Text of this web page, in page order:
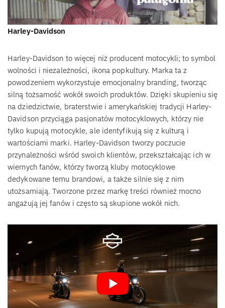
Harley-Davidson
Harley-Davidson to więcej niż producent motocykli; to symbol
wolności i niezależności, ikona popkultury. Marka ta z
powodzeniem wykorzystuje emocjonalny branding, tworząc
silną tożsamość wokół swoich produktów. Dzięki skupieniu się
na dziedzictwie, braterstwie i amerykańskiej tradycji Harley-
Davidson przyciąga pasjonatów motocyklowych, którzy nie
tylko kupują motocykle, ale identyfikują się z kulturą i
wartościami marki. Harley-Davidson tworzy poczucie
przynależności wśród swoich klientów, przekształcając ich w
wiernych fanów, którzy tworzą kluby motocyklowe
dedykowane temu brandowi, a także silnie się z nim
utożsamiają. Tworzone przez markę treści również mocno
angażują jej fanów i często są skupione wokół nich.